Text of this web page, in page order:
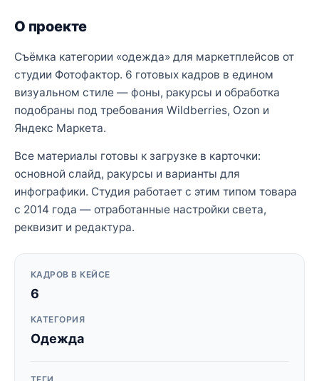
О проекте
Съёмка категории «одежда» для маркетплейсов от
студии Фотофактор. 6 готовых кадров в едином
визуальном стиле — фоны, ракурсы и обработка
подобраны под требования Wildberries, Ozon и
Яндекс Маркета.
Все материалы готовы к загрузке в карточки:
основной слайд, ракурсы и варианты для
инфографики. Студия работает с этим типом товара
с 2014 года — отработанные настройки света,
реквизит и редактура.
КАДРОВ В КЕЙСЕ
6
КАТЕГОРИЯ
Одежда